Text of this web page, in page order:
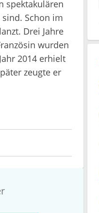
spektakulären
Schon im
Drei Jahre
wurden
2014 erhielt
zeugte er